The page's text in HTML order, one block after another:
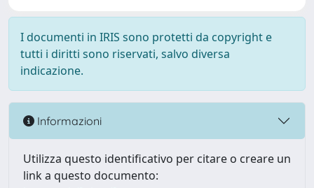
I documenti in IRIS sono protetti da copyright e
tutti i diritti sono riservati, salvo diversa
indicazione.
Informazioni
Utilizza questo identificativo per citare o creare un
link a questo documento: